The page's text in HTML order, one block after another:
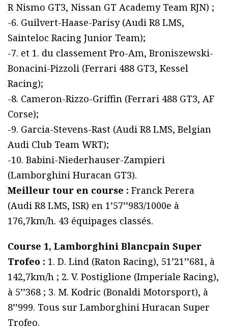
R Nismo GT3, Nissan GT Academy Team RJN) ;
-6. Guilvert-Haase-Parisy (Audi R8 LMS,
Sainteloc Racing Junior Team);
-7. et 1. du classement Pro-Am, Broniszewski-
Bonacini-Pizzoli (Ferrari 488 GT3, Kessel
Racing);
-8. Cameron-Rizzo-Griffin (Ferrari 488 GT3, AF
Corse);
-9. Garcia-Stevens-Rast (Audi R8 LMS, Belgian
Audi Club Team WRT);
-10. Babini-Niederhauser-Zampieri
(Lamborghini Huracan GT3).
Meilleur tour en course : Franck Perera
(Audi R8 LMS, ISR) en 1’57’’983/1000e à
176,7km/h. 43 équipages classés.
Course 1, Lamborghini Blancpain Super
Trofeo : 1. D. Lind (Raton Racing), 51’21’’681, à
142,7km/h ; 2. V. Postiglione (Imperiale Racing),
à 5’’368 ; 3. M. Kodric (Bonaldi Motorsport), à
8’’999. Tous sur Lamborghini Huracan Super
Trofeo.